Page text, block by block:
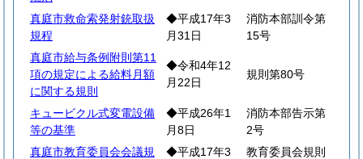
真庭市救命索発射銃取扱
規程
◆平成17年3
月31日
消防本部訓令第
15号
真庭市給与条例附則第11
項の規定による給料月額
に関する規則
◆令和4年12
月22日
規則第80号
キュービクル式変電設備
等の基準
◆平成26年1
月8日
消防本部告示第
2号
真庭市教育委員会会議規
◆平成17年3
教育委員会規則